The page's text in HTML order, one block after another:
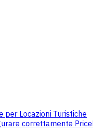
per Locazioni Turistiche
correttamente